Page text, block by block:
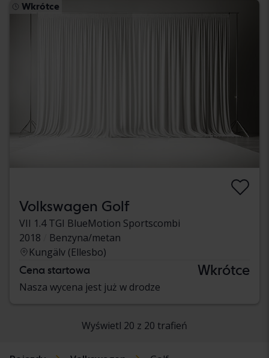
Wkrótce
Volkswagen Golf
VII 1.4 TGI BlueMotion Sportscombi
2018
Benzyna/metan
Kungälv (Ellesbo)
Cena startowa Wkrótce
Nasza wycena jest już w drodze
Wyświetl 20 z 20 trafień